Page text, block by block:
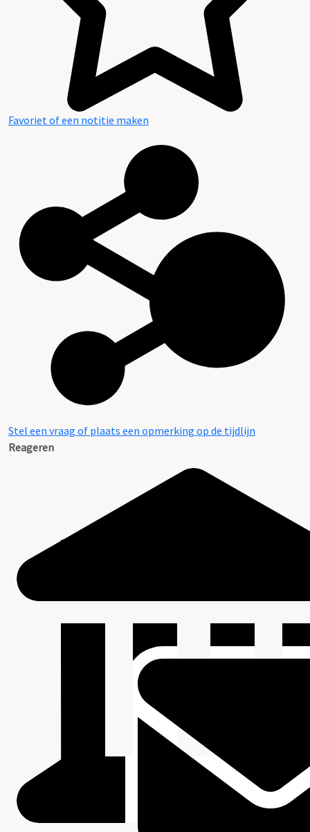
Favoriet of een notitie maken
Stel een vraag of plaats een opmerking op de tijdlijn
Reageren